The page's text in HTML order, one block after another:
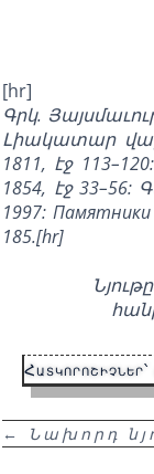
[hr]
Գրկ.
Լիակատար
1811, էջ
1854, էջ
1997:Памятники
185.[hr]
Հատկորոշիչներ՝
← Նախորդ